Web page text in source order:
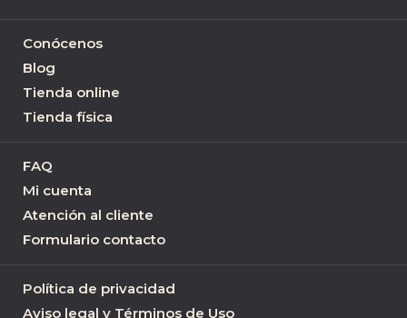
Conócenos
Blog
Tienda online
Tienda física
FAQ
Mi cuenta
Atención al cliente
Formulario contacto
Política de privacidad
Aviso legal y Términos de Uso